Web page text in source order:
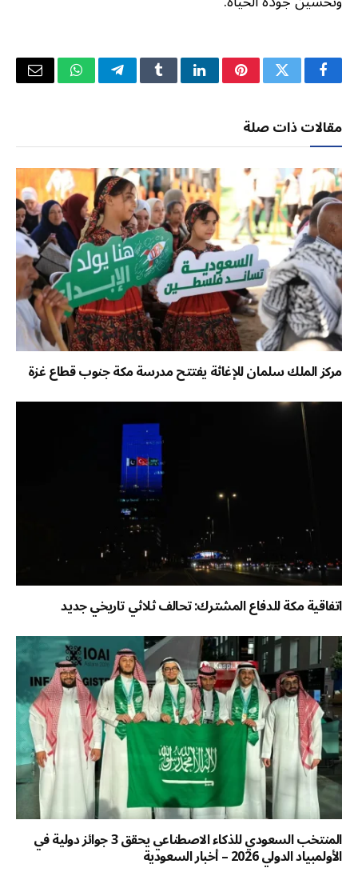
فيسبوكتويتر بينتيريستلينكدإنTumblrتيلقرامواتسابالبريد
مقالات ذات صلة
مركز الملك سلمان للإغاثة يفتتح مدرسة مكة جنوب قطاع غزة
اتفاقية مكة للدفاع المشترك: تحالف ثلاثي تاريخي جديد
المنتخب السعودي للذكاء الاصطناعي يحقق 3 جوائز دولية في
الأولمبياد الدولي 2026 – أخبار السعودية